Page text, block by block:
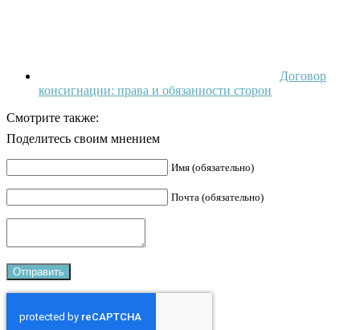
Договор
консигнации: права и обязанности сторон
Смотрите также:
Поделитесь своим мнением
Имя (обязательно)
Почта (обязательно)